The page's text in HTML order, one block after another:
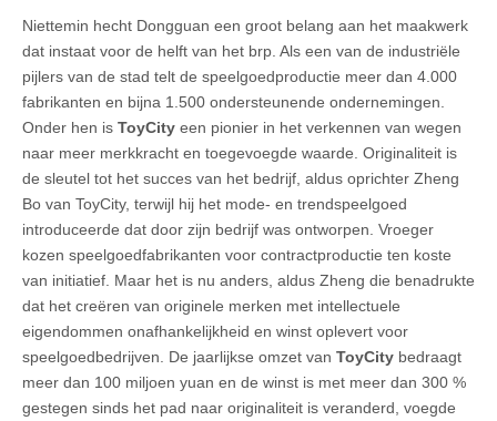
Niettemin hecht Dongguan een groot belang aan het maakwerk
dat instaat voor de helft van het brp. Als een van de industriële
pijlers van de stad telt de speelgoedproductie meer dan 4.000
fabrikanten en bijna 1.500 ondersteunende ondernemingen.
Onder hen is ToyCity een pionier in het verkennen van wegen
naar meer merkkracht en toegevoegde waarde. Originaliteit is
de sleutel tot het succes van het bedrijf, aldus oprichter Zheng
Bo van ToyCity, terwijl hij het mode- en trendspeelgoed
introduceerde dat door zijn bedrijf was ontworpen. Vroeger
kozen speelgoedfabrikanten voor contractproductie ten koste
van initiatief. Maar het is nu anders, aldus Zheng die benadrukte
dat het creëren van originele merken met intellectuele
eigendommen onafhankelijkheid en winst oplevert voor
speelgoedbedrijven. De jaarlijkse omzet van ToyCity bedraagt
meer dan 100 miljoen yuan en de winst is met meer dan 300 %
gestegen sinds het pad naar originaliteit is veranderd, voegde